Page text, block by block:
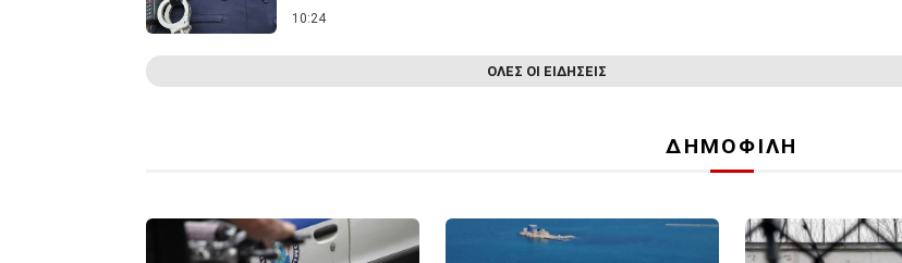
10:24
ΟΛΕΣ ΟΙ ΕΙΔΗΣΕΙΣ
ΔΗΜΟΦΙΛΗ